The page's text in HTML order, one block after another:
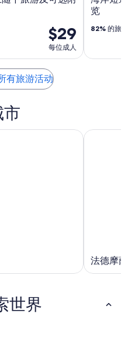
$29
每位成人
览
82% 的旅
有旅游活动
法德摩萨
世界